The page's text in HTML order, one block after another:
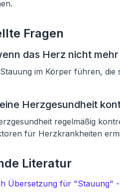
Fragen
das Herz nicht
im Körper führen,
Herzgesundheit
regelmäßig
für Herzkrankheiten
Literatur
Übersetzung für "Stauung"